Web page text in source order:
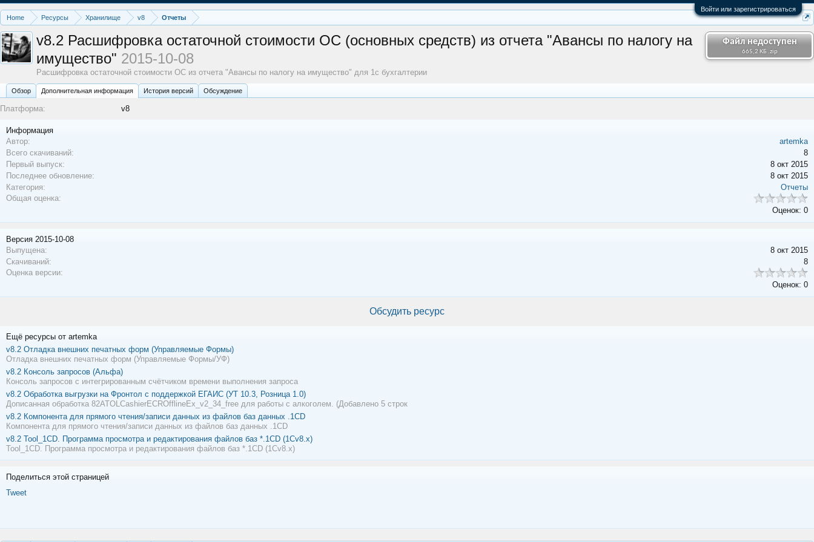
Войти или зарегистрироваться
Home
Ресурсы Хранилище v8 Отчеты
Файл недоступен
665,2 КБ .zip
v8.2 Расшифровка остаточной стоимости ОС (основных средств) из отчета "Авансы по налогу на
имущество" 2015-10-08
Расшифровка остаточной стоимости ОС из отчета "Авансы по налогу на имущество" для 1с бухгалтерии
Обзoр Дополнительная информация История версий Обсуждение
Платформа: v8
Информация
Автор:
artemka
Всего скачиваний:
8
Первый выпуск:
8 окт 2015
Последнее обновление:
8 окт 2015
Категория:
Отчеты
Общая оценка:
Оценок: 0
Версия 2015-10-08
Выпущена:
8 окт 2015
Скачиваний:
8
Оценка версии:
Оценок: 0
Обсудить ресурс
Ещё ресурсы от artemka
v8.2 Отладка внешних печатных форм (Управляемые Формы)
Отладка внешних печатных форм (Управляемые Формы/УФ)
v8.2 Консоль запросов (Альфа)
Консоль запросов с интегрированным счётчиком времени выполнения запроса
v8.2 Обработка выгрузки на Фронтол с поддержкой ЕГАИС (УТ 10.3, Розница 1.0)
Дописанная обработка 82ATOLCashierECROfflineEx_v2_34_free для работы с алкоголем. (Добавлено 5 строк
v8.2 Компонента для прямого чтения/записи данных из файлов баз данных .1CD
Компонента для прямого чтения/записи данных из файлов баз данных .1CD
v8.2 Tool_1CD. Программа просмотра и редактирования файлов баз *.1CD (1Сv8.x)
Tool_1CD. Программа просмотра и редактирования файлов баз *.1CD (1Сv8.x)
Поделиться этой страницей
Tweet